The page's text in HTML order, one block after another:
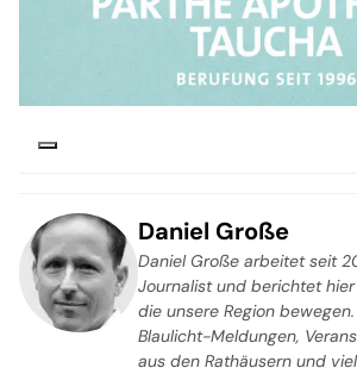
Daniel Große
Daniel Große arbeitet seit
Journalist und berichtet hier
die unsere Region
Blaulicht-Meldungen,
aus den Rathäusern und